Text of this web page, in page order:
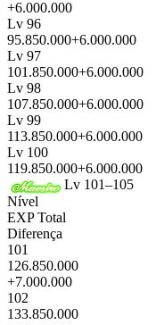
+6.000.000
Lv 96
95.850.000+6.000.000
Lv 97
101.850.000+6.000.000
Lv 98
107.850.000+6.000.000
Lv 99
113.850.000+6.000.000
Lv 100
119.850.000+6.000.000
Lv 101–105
Nível
EXP Total
Diferença
101
126.850.000
+7.000.000
102
133.850.000